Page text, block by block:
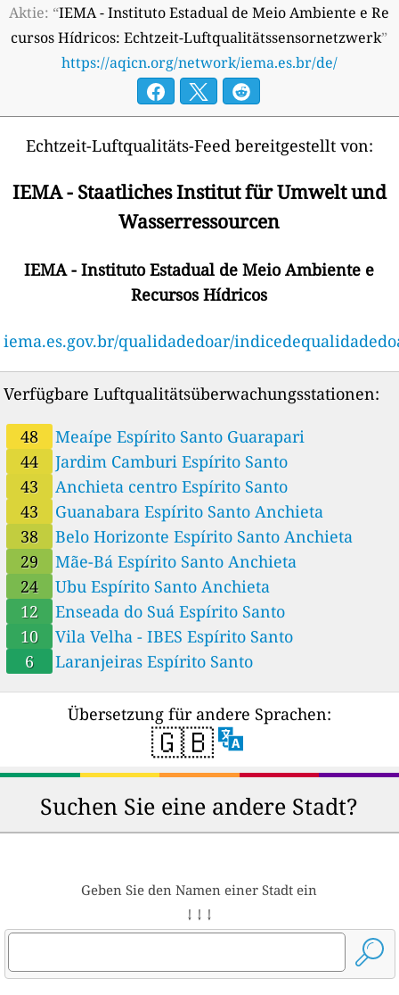
43
Guanabara, Espírito Santo, Anchieta, Brazil
Meaípe, Espírito Santo, Guarapari, Brazil
30
Mãe-Bá, Espírito Santo, Anchieta, Brazil
Ubu, Espírito Santo, Anchieta, Brazil
Aktie: “IEMA - Instituto Estadual de Meio Ambiente e Re
cursos Hídricos: Echtzeit-Luftqualitätssensornetzwerk”
https://aqicn.org/network/iema.es.br/de/
Echtzeit-Luftqualitäts-Feed bereitgestellt von:
IEMA - Staatliches Institut für Umwelt und
Wasserressourcen
IEMA - Instituto Estadual de Meio Ambiente e
Recursos Hídricos
iema.es.gov.br/qualidadedoar/
Verfügbare Luftqualitätsüberwachungsstationen:
48
Meaípe Espírito Santo Guarapari
44
Jardim Camburi Espírito Santo
43
Anchieta centro Espírito Santo
43
Guanabara Espírito Santo Anchieta
38
Belo Horizonte Espírito Santo Anchieta
29
Mãe-Bá Espírito Santo Anchieta
24
Ubu Espírito Santo Anchieta
12
Enseada do Suá Espírito Santo
10
Vila Velha - IBES Espírito Santo
6
Laranjeiras Espírito Santo
Übersetzung für andere Sprachen:
🇬🇧
Suchen Sie eine andere Stadt?
Geben Sie den Namen einer Stadt ein
↓ ↓ ↓